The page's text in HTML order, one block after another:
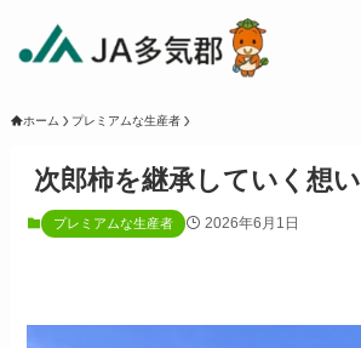
ホーム プレミアムな生産者
次郎柿を継承していく想い
プレミアムな生産者 2026年6月1日